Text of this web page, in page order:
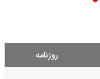
روزنامه